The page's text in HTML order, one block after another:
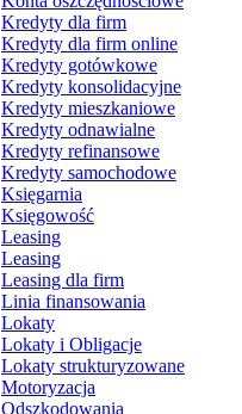
Kredyty dla firm
Kredyty dla firm online
Kredyty gotówkowe
Kredyty konsolidacyjne
Kredyty mieszkaniowe
Kredyty odnawialne
Kredyty refinansowe
Kredyty samochodowe
Księgarnia
Księgowość
Leasing
Leasing
Leasing dla firm
Linia finansowania
Lokaty
Lokaty i Obligacje
Lokaty strukturyzowane
Motoryzacja
Odszkodowania